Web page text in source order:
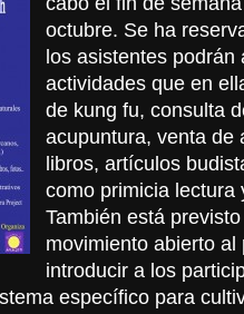
octubre. Se ha
los asistentes podrán
actividades que en
de kung fu, consulta
acupuntura, venta de
libros, artículos
como primicia lectura
También está
movimiento abierto
introducir a los
específico para